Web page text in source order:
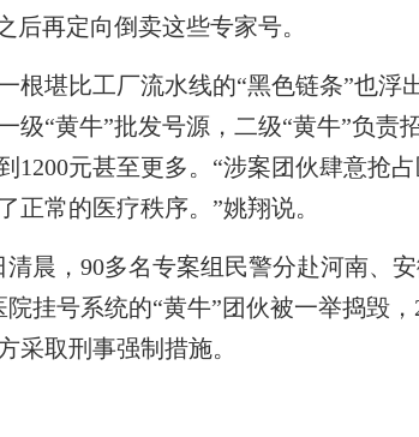
后再定向倒卖这些专家号。
堪比工厂流水线的“黑色链条”也浮
级“黄牛”批发号源，二级“黄牛”负责
1200元甚至更多。“涉案团伙肆意抢
正常的医疗秩序。”姚翔说。
，90多名专案组民警分赴河南、安
挂号系统的“黄牛”团伙被一举捣毁
采取刑事强制措施。